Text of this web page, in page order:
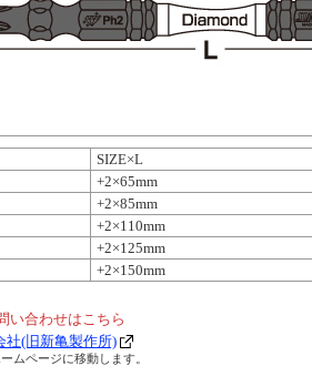
SIZE×L
+2×65mm
+2×85mm
+2×110mm
+2×125mm
+2×150mm
い合わせはこちら
社(旧新亀製作所)
ムページに移動します。